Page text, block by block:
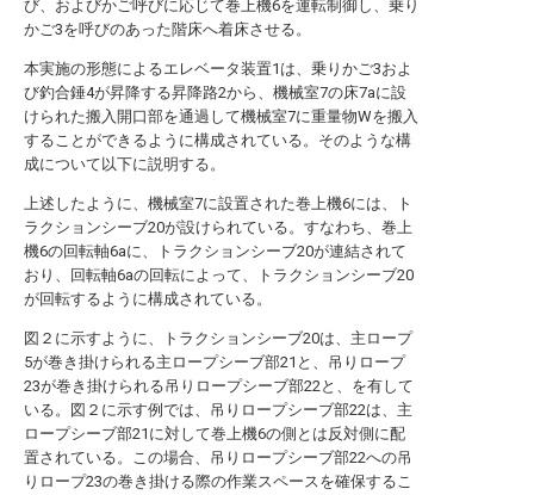
び、およびかご呼びに応じて巻上機6を運転制御し、乗り
かご3を呼びのあった階床へ着床させる。
本実施の形態によるエレベータ装置1は、乗りかご3およ
び釣合錘4が昇降する昇降路2から、機械室7の床7aに設
けられた搬入開口部を通過して機械室7に重量物Wを搬入
することができるように構成されている。そのような構
成について以下に説明する。
上述したように、機械室7に設置された巻上機6には、ト
ラクションシーブ20が設けられている。すなわち、巻上
機6の回転軸6aに、トラクションシーブ20が連結されて
おり、回転軸6aの回転によって、トラクションシーブ20
が回転するように構成されている。
図２に示すように、トラクションシーブ20は、主ロープ
5が巻き掛けられる主ロープシーブ部21と、吊りロープ
23が巻き掛けられる吊りロープシーブ部22と、を有して
いる。図２に示す例では、吊りロープシーブ部22は、主
ロープシーブ部21に対して巻上機6の側とは反対側に配
置されている。この場合、吊りロープシーブ部22への吊
りロープ23の巻き掛ける際の作業スペースを確保するこ